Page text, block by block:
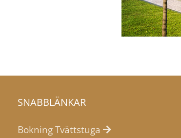
SNABBLÄNKAR
Bokning Tvättstuga